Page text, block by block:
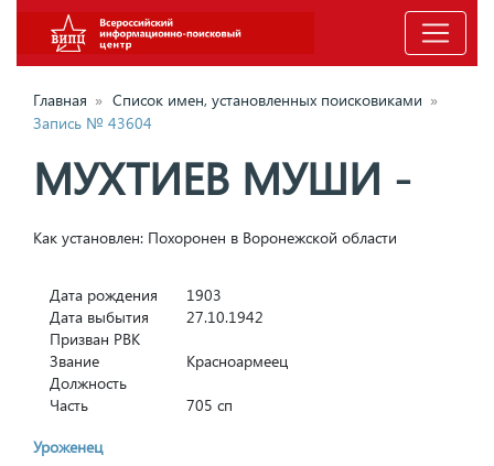
Главная » Список имен, установленных поисковиками »
Запись № 43604
МУХТИЕВ МУШИ -
Как установлен: Похоронен в Воронежской области
Дата рождения
1903
Дата выбытия
27.10.1942
Призван РВК
Звание
Красноармеец
Должность
Часть
705 сп
Уроженец